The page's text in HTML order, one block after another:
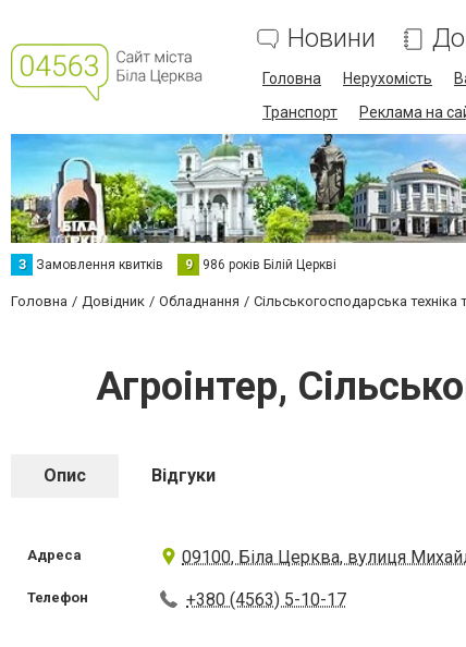
Новини
Головна Нерухомість
Транспорт
Реклама на
З Замовлення квитків 9 986 років Білій Церкві
Головна Довідник Обладнання Сільськогосподарська техніка
Агроінтер,
Опис Відгуки
Адреса 09100, Біла Церква, вулиця
Телефон +380 (4563) 5-10-17